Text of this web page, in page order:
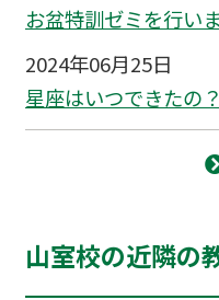
お盆特訓ゼミを行い
2024年06月25日
星座はいつできたの？
山室校の近隣の